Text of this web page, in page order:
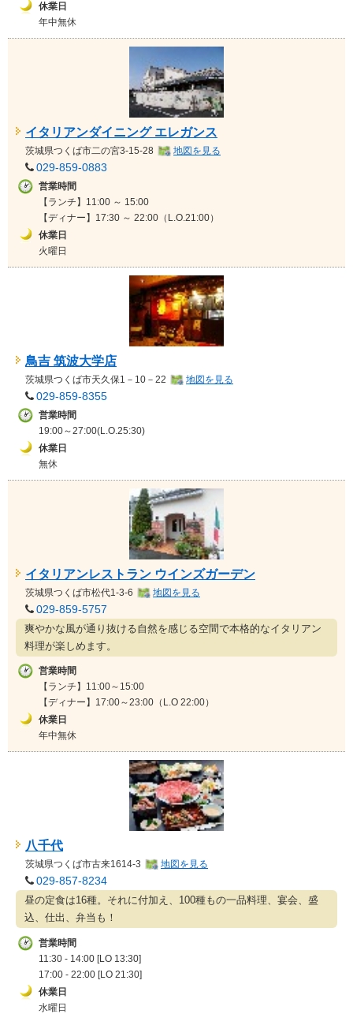
休業日
年中無休
イタリアンダイニング エレガンス
茨城県つくば市二の宮3-15-28 地図を見る
029-859-0883
営業時間
【ランチ】11:00 ～ 15:00
【ディナー】17:30 ～ 22:00（L.O.21:00）
休業日
火曜日
鳥吉 筑波大学店
茨城県つくば市天久保1－10－22 地図を見る
029-859-8355
営業時間
19:00～27:00(L.O.25:30)
休業日
無休
イタリアンレストラン ウインズガーデン
茨城県つくば市松代1-3-6 地図を見る
029-859-5757
爽やかな風が通り抜ける自然を感じる空間で本格的なイタリアン
料理が楽しめます。
営業時間
【ランチ】11:00～15:00
【ディナー】17:00～23:00（L.O 22:00）
休業日
年中無休
八千代
茨城県つくば市古来1614-3 地図を見る
029-857-8234
昼の定食は16種。それに付加え、100種もの一品料理、宴会、盛
込、仕出、弁当も！
営業時間
11:30 - 14:00 [LO 13:30]
17:00 - 22:00 [LO 21:30]
休業日
水曜日